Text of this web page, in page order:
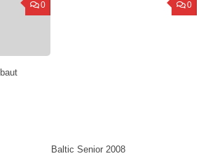
0 0
Baltic Senior 2008